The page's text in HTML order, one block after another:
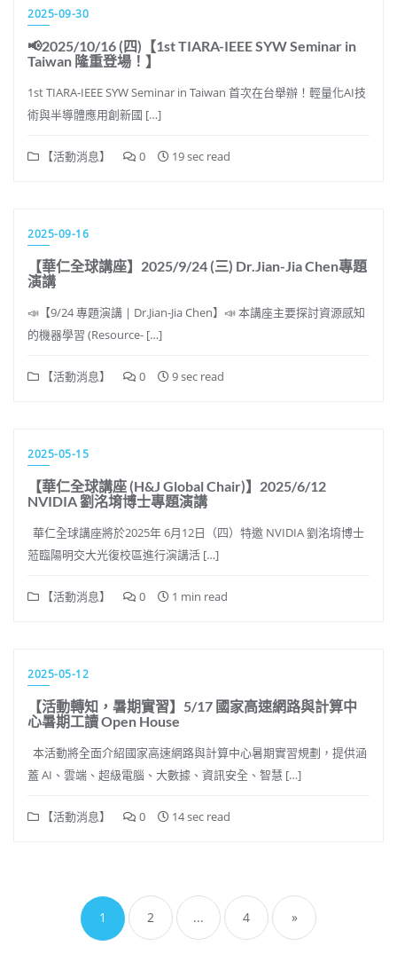
2025-09-30
📢2025/10/16 (四)【1st TIARA-IEEE SYW Seminar in
Taiwan 隆重登場！】
1st TIARA-IEEE SYW Seminar in Taiwan 首次在台舉辦！輕量化AI技
術與半導體應用創新國 […]
【活動消息】 0 19 sec read
2025-09-16
【華仁全球講座】2025/9/24 (三) Dr.Jian-Jia Chen專題
演講
📣【9/24 專題演講 | Dr.Jian-Jia Chen】📣 本講座主要探討資源感知
的機器學習 (Resource- […]
【活動消息】 0 9 sec read
2025-05-15
【華仁全球講座 (H&J Global Chair)】2025/6/12
NVIDIA 劉洺堉博士專題演講
華仁全球講座將於2025年 6月12日（四）特邀 NVIDIA 劉洺堉博士
蒞臨陽明交大光復校區進行演講活 […]
【活動消息】 0 1 min read
2025-05-12
【活動轉知，暑期實習】5/17 國家高速網路與計算中
心暑期工讀 Open House
本活動將全面介紹國家高速網路與計算中心暑期實習規劃，提供涵
蓋 AI、雲端、超級電腦、大數據、資訊安全、智慧 […]
【活動消息】 0 14 sec read
章
分
頁
1 2 ... 4 »